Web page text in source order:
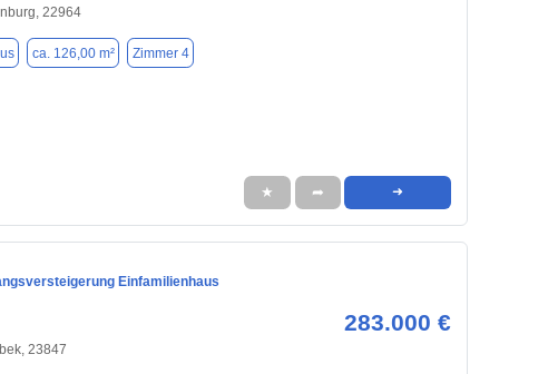
22964
ca. 126,00 m² Zimmer 4
★ ➦ ➜
Einfamilienhaus
283.000 €
23847